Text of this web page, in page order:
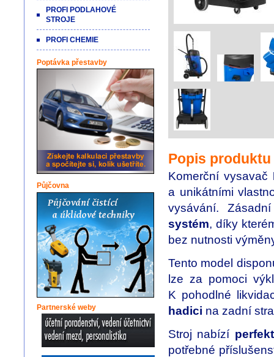
Popis produktu
Komerční vysavač
a unikátními
vysávání.
systém, díky
bez nutnosti
Tento model
lze za pomoci
K pohodlné
hadici na zadní
Stroj nabízí
potřebné
PROFI PODLAHOVÉ
STROJE
PROFI CHEMIE
Poptávka přestavby
Půjčovna
Partnerské weby